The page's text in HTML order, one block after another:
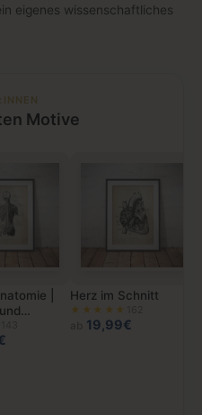
eigenes wissenschaftliches
Motive
|
Herz im Schnitt
★★★★★
19,99€